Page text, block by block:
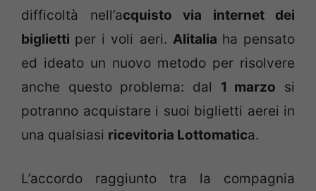
difficoltà nell’acquisto via internet dei
biglietti per i voli aeri. Alitalia ha pensato
ed ideato un nuovo metodo per risolvere
anche questo problema: dal 1 marzo si
potranno acquistare i suoi biglietti aerei in
una qualsiasi ricevitoria Lottomatica.
L’accordo raggiunto tra la compagnia